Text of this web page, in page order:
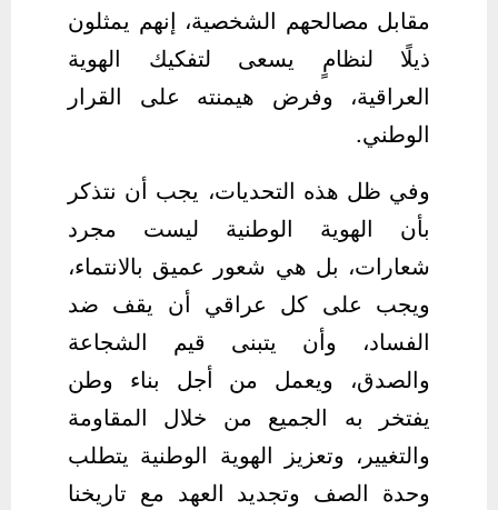
مقابل مصالحهم الشخصية، إنهم يمثلون
ذيلًا لنظامٍ يسعى لتفكيك الهوية
العراقية، وفرض هيمنته على القرار
الوطني.
وفي ظل هذه التحديات، يجب أن نتذكر
بأن الهوية الوطنية ليست مجرد
شعارات، بل هي شعور عميق بالانتماء،
ويجب على كل عراقي أن يقف ضد
الفساد، وأن يتبنى قيم الشجاعة
والصدق، ويعمل من أجل بناء وطن
يفتخر به الجميع من خلال المقاومة
والتغيير، وتعزيز الهوية الوطنية يتطلب
وحدة الصف وتجديد العهد مع تاريخنا